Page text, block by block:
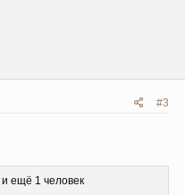
#3
и ещё 1 человек